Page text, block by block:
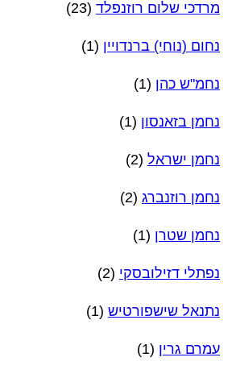
מרדכי שלום רוזנפלד (23)
נחום (נוחי) ברנדויין (1)
נחמ"ש כהן (1)
נחמן בזאנסון (1)
נחמן ישראל (2)
נחמן רוזנברג (2)
נחמן שטרן (1)
נפתלי דזילובסקי (2)
נתנאל שישפורטיש (1)
עמרם גרין (1)